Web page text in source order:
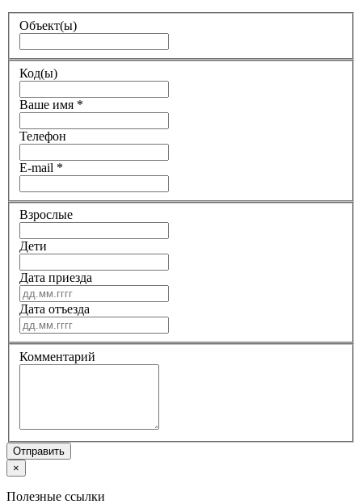
Объект(ы)
Код(ы)
Ваше имя *
Телефон
E-mail *
Взрослые
Дети
Дата приезда
Дата отъезда
Комментарий
Отправить
×
Полезные ссылки